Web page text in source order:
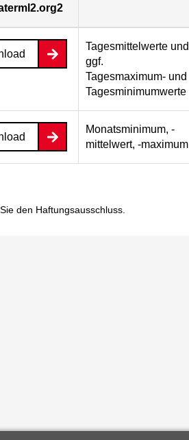
Tagesmittelwerte und
ggf.
Tagesmaximum- und
Tagesminimumwerte
Monatsminimum, -
mittelwert, -maximum
den Haftungsausschluss.